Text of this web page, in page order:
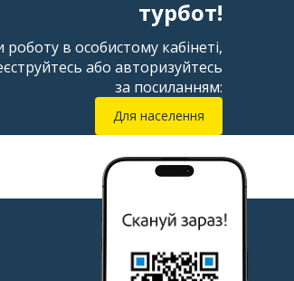
турбот!
в особистому кабінеті,
або авторизуйтесь
за посиланням:
Для населення